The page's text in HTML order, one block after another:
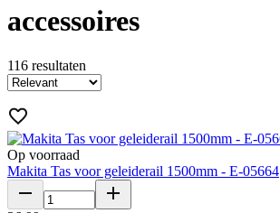
accessoires
116 resultaten
Op voorraad
Makita Tas voor geleiderail 1500mm - E-05664